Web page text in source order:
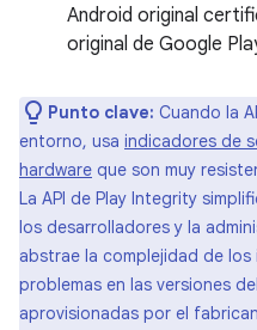
Android original
original de Google
Punto clave: Cuando la
entorno, usa indicadores de
hardware que son muy
La API de Play Integrity
los desarrolladores y la
abstrae la complejidad de
problemas en las versiones
aprovisionadas por el